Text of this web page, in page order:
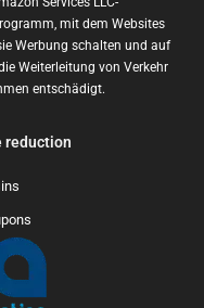
mit dem Websites
Werbung schalten und auf
Weiterleitung von Verkehr
entschädigt.
reduction